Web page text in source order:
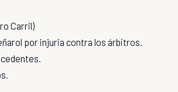
Carril)
por injuria contra los árbitros.